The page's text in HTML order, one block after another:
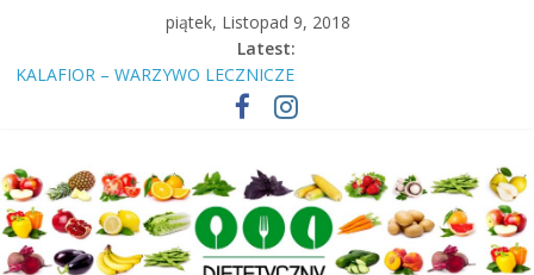
piątek, Listopad 9, 2018
Latest:
KALAFIOR – WARZYWO LECZNICZE
Insulinooporność? Cukrzyca? Przeczytaj nawet jeśli jesteś
KIEŁKI – WŁAŚCIWOŚCI, RODZAJE KIEŁKÓW
WIŚNIA – OWOC, KTÓRY LECZY